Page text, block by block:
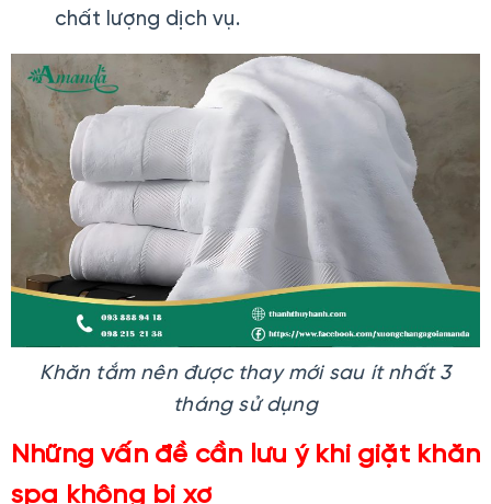
chất lượng dịch vụ.
Khăn tắm nên được thay mới sau ít nhất 3
tháng sử dụng
Những vấn đề cần lưu ý khi giặt khăn
spa không bị xơ